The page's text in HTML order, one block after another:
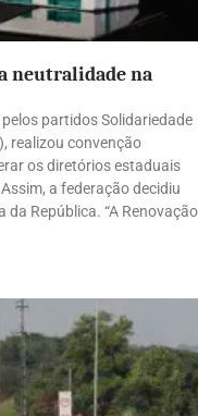
neutralidade na
partidos Solidariedade
realizou convenção
os diretórios estaduais
a federação decidiu
República. “A Renovação